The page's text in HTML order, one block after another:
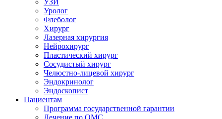
УЗИ
Уролог
Флеболог
Хирург
Лазерная хирургия
Нейрохирург
Пластический хирург
Сосудистый хирург
Челюстно-лицевой хирург
Эндокринолог
Эндоскопист
Пациентам
Программа государственной гарантии